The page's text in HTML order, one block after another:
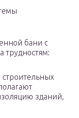
бани с
трудностям:
зданий,